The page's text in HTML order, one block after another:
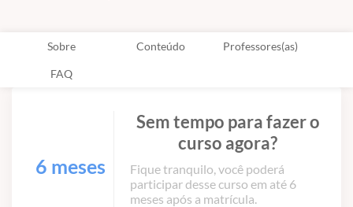
Sobre Conteúdo Professores(as)
FAQ
6 meses
Sem tempo para fazer o
curso agora?
Fique tranquilo, você poderá
participar desse curso em até 6
meses após a matrícula.